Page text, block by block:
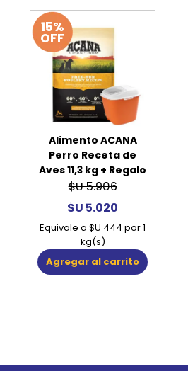
15%
OFF
Alimento ACANA
Perro Receta de
Aves 11,3 kg + Regalo
$U 5.906
$U 5.020
Equivale a $U 444 por 1
kg(s)
Agregar al carrito